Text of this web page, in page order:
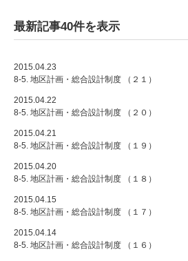
最新記事40件を表示
2015.04.23
8-5. 地区計画・総合設計制度 （２１）
2015.04.22
8-5. 地区計画・総合設計制度 （２０）
2015.04.21
8-5. 地区計画・総合設計制度 （１９）
2015.04.20
8-5. 地区計画・総合設計制度 （１８）
2015.04.15
8-5. 地区計画・総合設計制度 （１７）
2015.04.14
8-5. 地区計画・総合設計制度 （１６）